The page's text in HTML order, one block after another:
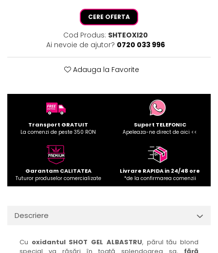
CERE OFERTA
Cod Produs: SHTEOXI20
Ai nevoie de ajutor? 0720 033 996
Adauga la Favorite
Transport GRATUIT
La comenzi de peste 350 RON
Suport TELEFONIC
Apeleaza-ne direct de aici <<
Garantam CALITATEA
Tuturor produselor comercializate
Livrare RAPIDA in 24/48 ore
*de la confirmarea comenzii
Descriere
Cu oxidantul SHOT GEL ALBASTRU, părul tău blond